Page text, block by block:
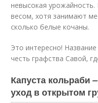
невысокая
весом, хотя занимают
сколько белые кочаны.
Это интересно!
честь графства Савой,
Капуста кольраби
уход в открытом